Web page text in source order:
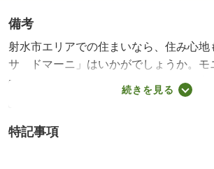
備考
射水市エリアでの住まいなら、住み心地
サ ドマーニ」はいかがでしょうか。モ
者を確認して、インターホンを通じて室
とができます。忙しい朝でも鏡を見なが
エリアや高岡近くでお部屋探しをするな
続きを見る
特記事項